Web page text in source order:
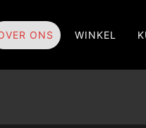
ONS WINKEL